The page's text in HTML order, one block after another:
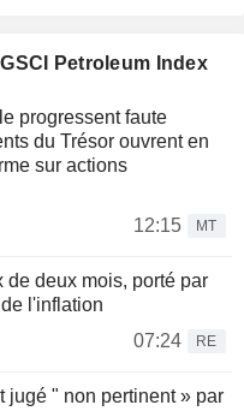
Petroleum Index
progressent faute
du Trésor ouvrent en
sur actions
12:15
MT
de deux mois, porté par
l'inflation
07:24
RE
jugé " non pertinent » par